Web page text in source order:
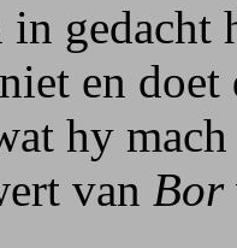
gedacht
en doet
hy
van Bor